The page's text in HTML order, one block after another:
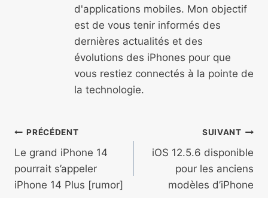
d'applications mobiles. Mon objectif
est de vous tenir informés des
dernières actualités et des
évolutions des iPhones pour que
vous restiez connectés à la pointe de
la technologie.
Navigation
de
l’article
PRÉCÉDENT
Le grand iPhone 14
pourrait s’appeler
iPhone 14 Plus [rumor]
SUIVANT
iOS 12.5.6 disponible
pour les anciens
modèles d’iPhone